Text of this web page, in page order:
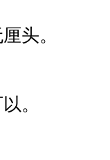
头。
。